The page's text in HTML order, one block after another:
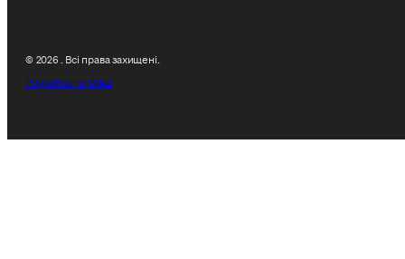
© 2026 . Всі права захищені.
Розроблено W&D